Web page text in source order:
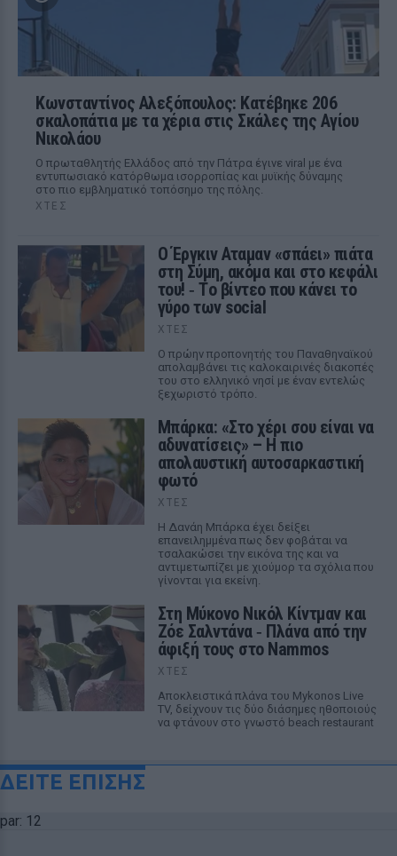
Κωνσταντίνος Αλεξόπουλος: Κατέβηκε 206
σκαλοπάτια με τα χέρια στις Σκάλες της Αγίου
Νικολάου
Ο πρωταθλητής Ελλάδος από την Πάτρα έγινε viral με ένα
εντυπωσιακό κατόρθωμα ισορροπίας και μυϊκής δύναμης
στο πιο εμβληματικό τοπόσημο της πόλης.
ΧΤΕΣ
Ο Έργκιν Αταμαν «σπάει» πιάτα
στη Σύμη, ακόμα και στο κεφάλι
του! ‑ Tο βίντεο που κάνει το
γύρο των social
ΧΤΕΣ
Ο πρώην προπονητής του Παναθηναϊκού
απολαμβάνει τις καλοκαιρινές διακοπές
του στο ελληνικό νησί με έναν εντελώς
ξεχωριστό τρόπο.
Μπάρκα: «Στο χέρι σου είναι να
αδυνατίσεις» – Η πιο
απολαυστική αυτοσαρκαστική
φωτό
ΧΤΕΣ
Η Δανάη Μπάρκα έχει δείξει
επανειλημμένα πως δεν φοβάται να
τσαλακώσει την εικόνα της και να
αντιμετωπίζει με χιούμορ τα σχόλια που
γίνονται για εκείνη.
Στη Μύκονο Νικόλ Κίντμαν και
Ζόε Σαλντάνα ‑ Πλάνα από την
άφιξή τους στο Nammos
ΧΤΕΣ
Αποκλειστικά πλάνα του Mykonos Live
TV, δείχνουν τις δύο διάσημες ηθοποιούς
να φτάνουν στο γνωστό beach restaurant
ΔΕΙΤΕ ΕΠΙΣΗΣ
par: 12